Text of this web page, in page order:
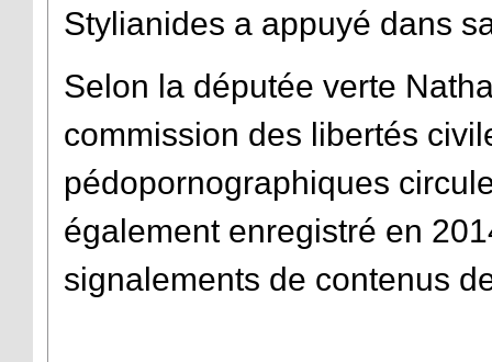
Stylianides a appuyé dans
Selon la députée verte
commission des libertés
pédopornographiques
également enregistré en
signalements de contenus